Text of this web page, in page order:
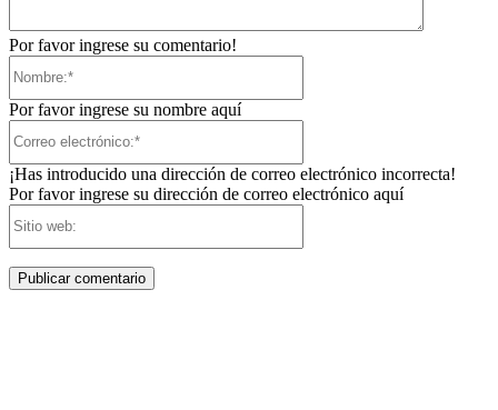
Por favor ingrese su comentario!
Por favor ingrese su nombre aquí
¡Has introducido una dirección de correo electrónico incorrecta!
Por favor ingrese su dirección de correo electrónico aquí